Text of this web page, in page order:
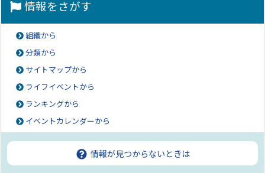
情報をさがす
組織から
分類から
サイトマップから
ライフイベントから
ランキングから
イベントカレンダーから
情報が見つからないときは